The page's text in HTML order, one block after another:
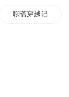
聊斋穿越记